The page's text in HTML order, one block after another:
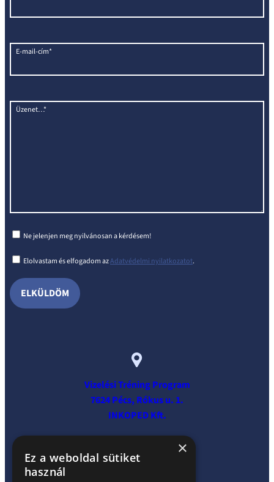
E-mail-cím*
Üzenet…*
Ne jelenjen meg nyilvánosan a kérdésem!
Elolvastam és elfogadom azAdatvédelmi nyilatkozatot.
Vizelési Tréning Program
7624 Pécs, Rókus u. 1.
INKOPED Kft.
×
Ez a weboldal sütiket
használ